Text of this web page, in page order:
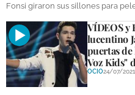
Fonsi giraron sus sillones para
VÍDEOS y
lucentino
puertas
Voz Kids"
OCIO24/07/2021